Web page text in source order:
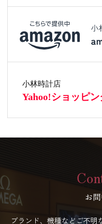
お
ブランド、機種などご不明